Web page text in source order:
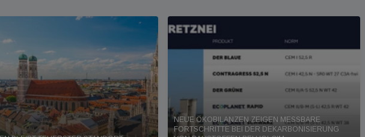
NEUE ÖKOBILANZEN ZEIGEN MESSBARE
FORTSCHRITTE BEI DER DEKARBONISIERUNG